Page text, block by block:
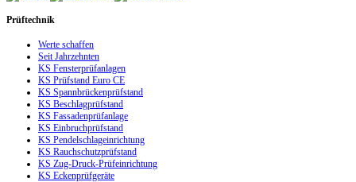
Prüftechnik
Werte schaffen
Seit Jahrzehnten
KS Fensterprüfanlagen
KS Prüfstand Euro CE
KS Spannbrückenprüfstand
KS Beschlagprüfstand
KS Fassadenprüfanlage
KS Einbruchprüfstand
KS Pendelschlageinrichtung
KS Rauchschutzprüfstand
KS Zug-Druck-Prüfeinrichtung
KS Eckenprüfgeräte